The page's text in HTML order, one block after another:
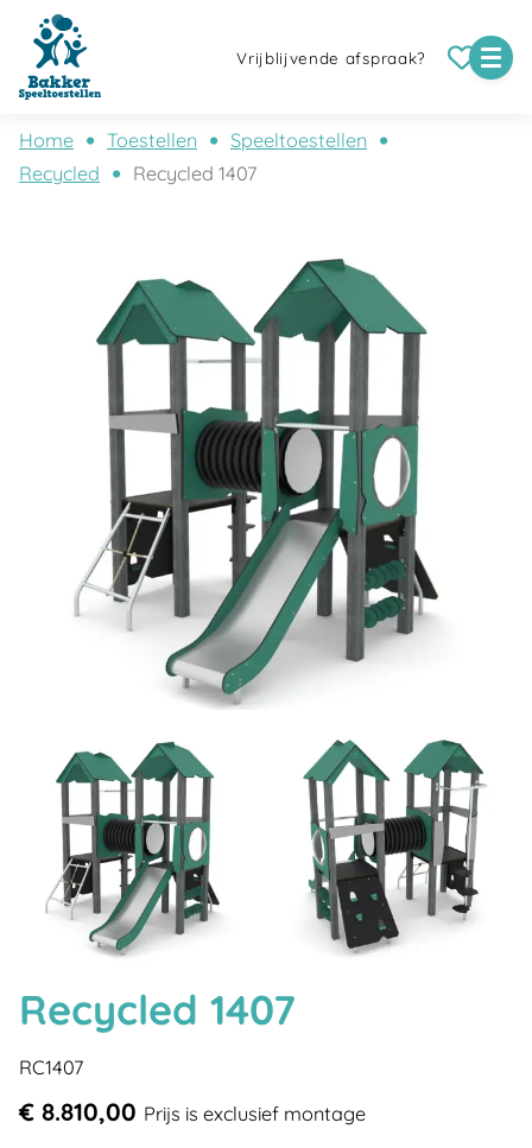
Vrijblijvende afspraak?
Home Toestellen
Speeltoestellen
Recycled
Recycled 1407
Recycled 1407
RC1407
€ 8.810,00 Prijs is exclusief montage